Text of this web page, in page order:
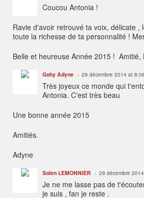
Coucou Antonia !
Ravie d'avoir retrouvé ta voix, délicate ,
toute la richesse de ta personnalité !
Belle et heureuse Année 2015 ! Amitié,
Gohy Adyne 29 décembre 2014 at 8:06
Très joyeux ce monde qui
Antonia. C'est très beau
Une bonne année 2015
Amitiés.
Adyne
Solen LEMONNIER 29 décembre
Je ne me lasse pas de
je suis , fan je reste .